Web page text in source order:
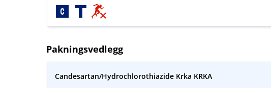
Pakningsvedlegg
Candesartan​/​Hydrochlorothiazide Krka KRKA